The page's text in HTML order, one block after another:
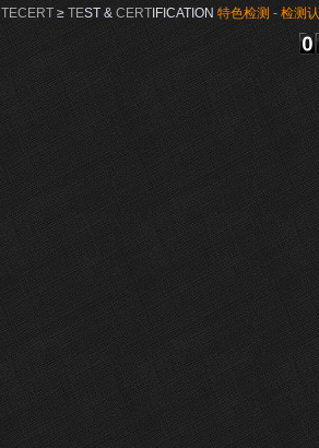
TECERT≥ TEST & CERTIFICATION 特色检测 - 检测